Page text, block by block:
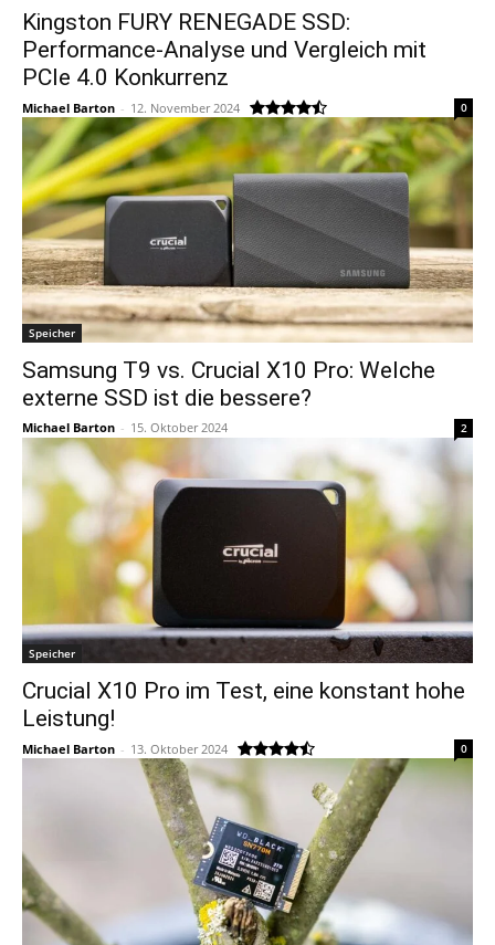
Kingston FURY RENEGADE SSD:
Performance-Analyse und Vergleich mit
PCIe 4.0 Konkurrenz
Michael Barton - 12. November 2024 0
Speicher
Samsung T9 vs. Crucial X10 Pro: Welche
externe SSD ist die bessere?
Michael Barton - 15. Oktober 2024 2
Speicher
Crucial X10 Pro im Test, eine konstant hohe
Leistung!
Michael Barton - 13. Oktober 2024 0